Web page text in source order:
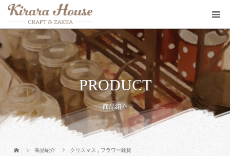
PRODUCT
商品紹介
商品紹介 クリスマス フラワー雑貨